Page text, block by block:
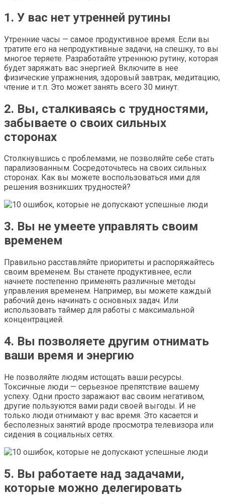
1. У вас нет утренней рутины
Утренние часы — самое продуктивное время. Если вы
тратите его на непродуктивные задачи, на спешку, то вы
многое теряете. Разработайте утреннюю рутину, которая
будет заряжать вас энергией. Включите в нее
физические упражнения, здоровый завтрак, медитацию,
чтение и т.п. Это может занять всего 30 минут.
2. Вы, сталкиваясь с трудностями,
забываете о своих сильных
сторонах
Столкнувшись с проблемами, не позволяйте себе стать
парализованным. Сосредоточьтесь на своих сильных
сторонах. Как вы можете воспользоваться ими для
решения возникших трудностей?
3. Вы не умеете управлять своим
временем
Правильно расставляйте приоритеты и распоряжайтесь
своим временем. Вы станете продуктивнее, если
начнете постепенно применять различные методы
управления временем. Например, вы можете каждый
рабочий день начинать с основных задач. Или
использовать таймер для работы с максимальной
концентрацией.
4. Вы позволяете другим отнимать
ваши время и энергию
Не позволяйте людям истощать ваши ресурсы.
Токсичные люди — серьезное препятствие вашему
успеху. Одни просто заражают вас своим негативом,
другие пользуются вами ради своей выгоды. И не
только люди отнимают у вас время. Это касается и
бесполезных занятий вроде просмотра телевизора или
сидения в социальных сетях.
5. Вы работаете над задачами,
которые можно делегировать